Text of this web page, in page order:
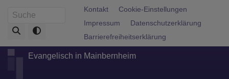
zum
Inhalt
Suche Fußbereichsmenü
Kontakt
Cookie-Einstellungen
Impressum
Datenschutzerklärung
Barrierefreiheitserklärung
Evangelisch in Mainbernheim